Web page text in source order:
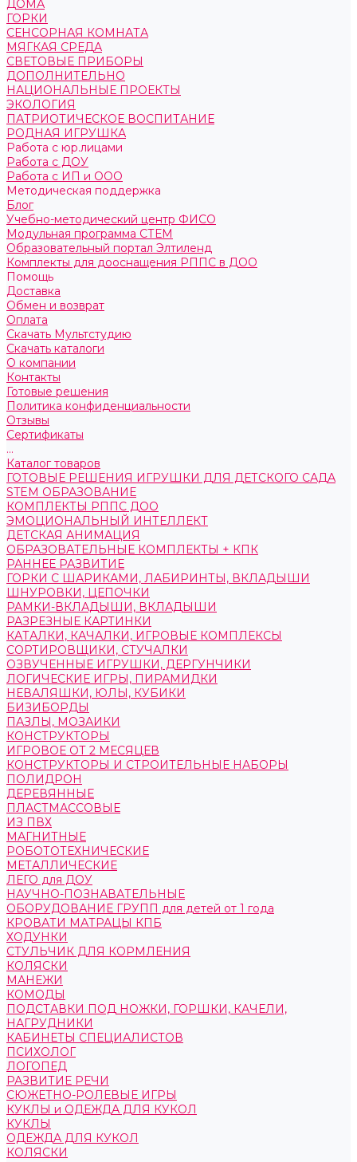
ДОМА
ГОРКИ
СЕНСОРНАЯ КОМНАТА
МЯГКАЯ СРЕДА
СВЕТОВЫЕ ПРИБОРЫ
ДОПОЛНИТЕЛЬНО
НАЦИОНАЛЬНЫЕ ПРОЕКТЫ
ЭКОЛОГИЯ
ПАТРИОТИЧЕСКОЕ ВОСПИТАНИЕ
РОДНАЯ ИГРУШКА
Работа с юр.лицами
Работа с ДОУ
Работа с ИП и ООО
Методическая поддержка
Блог
Учебно-методический центр ФИСО
Модульная программа СТЕМ
Образовательный портал Элтиленд
Комплекты для дооснащения РППС в ДОО
Помощь
Доставка
Обмен и возврат
Оплата
Скачать Мультстудию
Скачать каталоги
О компании
Контакты
Готовые решения
Политика конфиденциальности
Отзывы
Сертификаты
...
Каталог товаров
ГОТОВЫЕ РЕШЕНИЯ ИГРУШКИ ДЛЯ ДЕТСКОГО САДА
STEM ОБРАЗОВАНИЕ
КОМПЛЕКТЫ РППС ДОО
ЭМОЦИОНАЛЬНЫЙ ИНТЕЛЛЕКТ
ДЕТСКАЯ АНИМАЦИЯ
ОБРАЗОВАТЕЛЬНЫЕ КОМПЛЕКТЫ + КПК
РАННЕЕ РАЗВИТИЕ
ГОРКИ С ШАРИКАМИ, ЛАБИРИНТЫ, ВКЛАДЫШИ
ШНУРОВКИ, ЦЕПОЧКИ
РАМКИ-ВКЛАДЫШИ, ВКЛАДЫШИ
РАЗРЕЗНЫЕ КАРТИНКИ
КАТАЛКИ, КАЧАЛКИ, ИГРОВЫЕ КОМПЛЕКСЫ
СОРТИРОВЩИКИ, СТУЧАЛКИ
ОЗВУЧЕННЫЕ ИГРУШКИ, ДЕРГУНЧИКИ
ЛОГИЧЕСКИЕ ИГРЫ, ПИРАМИДКИ
НЕВАЛЯШКИ, ЮЛЫ, КУБИКИ
БИЗИБОРДЫ
ПАЗЛЫ, МОЗАИКИ
КОНСТРУКТОРЫ
ИГРОВОЕ ОТ 2 МЕСЯЦЕВ
КОНСТРУКТОРЫ И СТРОИТЕЛЬНЫЕ НАБОРЫ
ПОЛИДРОН
ДЕРЕВЯННЫЕ
ПЛАСТМАССОВЫЕ
ИЗ ПВХ
МАГНИТНЫЕ
РОБОТОТЕХНИЧЕСКИЕ
МЕТАЛЛИЧЕСКИЕ
ЛЕГО для ДОУ
НАУЧНО-ПОЗНАВАТЕЛЬНЫЕ
ОБОРУДОВАНИЕ ГРУПП для детей от 1 года
КРОВАТИ МАТРАЦЫ КПБ
ХОДУНКИ
СТУЛЬЧИК ДЛЯ КОРМЛЕНИЯ
КОЛЯСКИ
МАНЕЖИ
КОМОДЫ
ПОДСТАВКИ ПОД НОЖКИ, ГОРШКИ, КАЧЕЛИ,
НАГРУДНИКИ
КАБИНЕТЫ СПЕЦИАЛИСТОВ
ПСИХОЛОГ
ЛОГОПЕД
РАЗВИТИЕ РЕЧИ
СЮЖЕТНО-РОЛЕВЫЕ ИГРЫ
КУКЛЫ и ОДЕЖДА ДЛЯ КУКОЛ
КУКЛЫ
ОДЕЖДА ДЛЯ КУКОЛ
КОЛЯСКИ